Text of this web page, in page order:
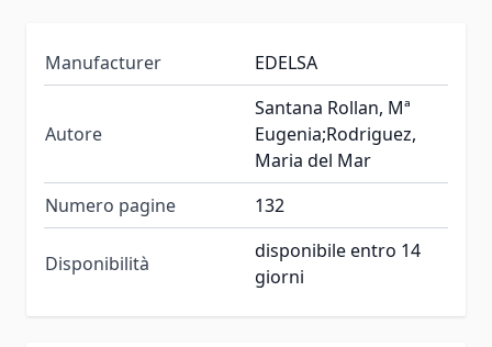
Manufacturer EDELSA
Autore
Santana Rollan, Mª
Eugenia;Rodriguez,
Maria del Mar
Numero pagine
132
Disponibilità
disponibile entro 14
giorni